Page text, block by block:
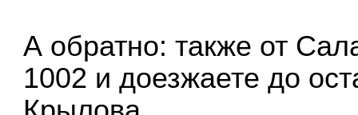
А обратно: также от
1002 и доезжаете до